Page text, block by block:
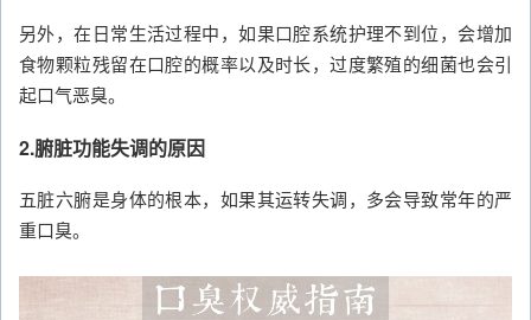
另外，在日常生活过程中，如果口腔系统护理不到位，会增加
食物颗粒残留在口腔的概率以及时长，过度繁殖的细菌也会引
起口气恶臭。
2.腑脏功能失调的原因
五脏六腑是身体的根本，如果其运转失调，多会导致常年的严
重口臭。